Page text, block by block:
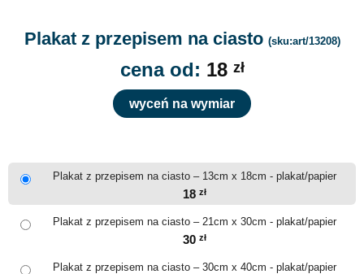
Plakat z przepisem na ciasto (sku:art/13208)
cena od: 18 zł
wyceń na wymiar
Plakat z przepisem na ciasto – 13cm x 18cm - plakat/papier
18 zł
Plakat z przepisem na ciasto – 21cm x 30cm - plakat/papier
30 zł
Plakat z przepisem na ciasto – 30cm x 40cm - plakat/papier